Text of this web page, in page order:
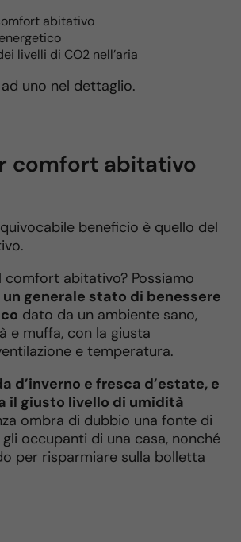
abitativo
livelli di CO2 nell’aria
uno nel dettaglio.
comfort abitativo
beneficio è quello del
comfort abitativo? Possiamo
un generale stato di benessere
dato da un ambiente sano,
e muffa, con la giusta
e temperatura.
d’inverno e fresca d’estate, e
il giusto livello di umidità
ombra di dubbio una fonte di
occupanti di una casa, nonché
per risparmiare sulla bolletta